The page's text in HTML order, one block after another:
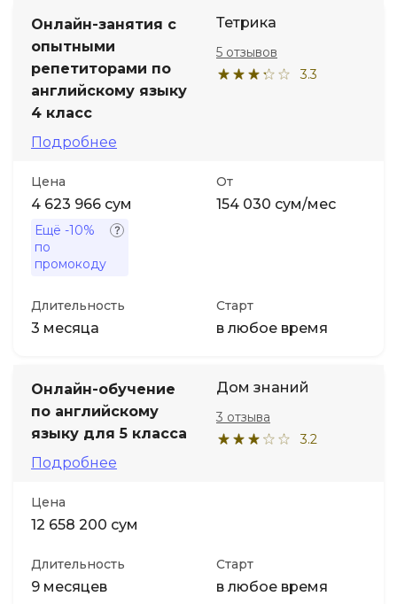
Онлайн-занятия с
опытными
репетиторами по
английскому языку
4 класс
Подробнее
Тетрика
3.3
5 отзывов
Цена
4 623 966 сум
Ещё -10%
по
промокоду
От
154 030 сум/мес
Длительность
3 месяца
Старт
в любое время
Онлайн-обучение
по английскому
языку для 5 класса
Подробнее
Дом знаний
3.2
3 отзыва
Цена
12 658 200 сум
Длительность
9 месяцев
Старт
в любое время